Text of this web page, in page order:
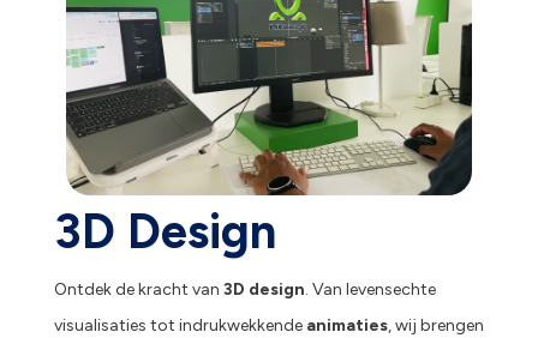
3D Design
Ontdek de kracht van 3D design. Van levensechte
visualisaties tot indrukwekkende animaties, wij brengen